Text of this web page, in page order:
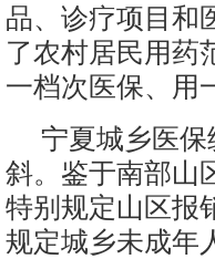
品、诊疗项目和
了农村居民用药
一档次医保、用
宁夏城乡医
斜。鉴于南部山
特别规定山区报
规定城乡未成年